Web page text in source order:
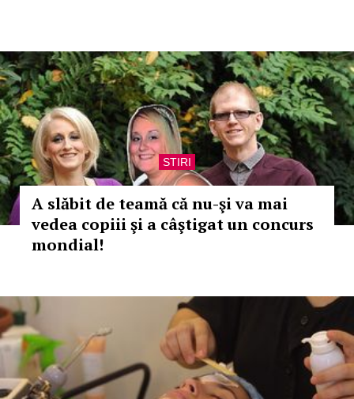
STIRI
A slăbit de teamă că nu-şi va mai
vedea copiii şi a câştigat un concurs
mondial!